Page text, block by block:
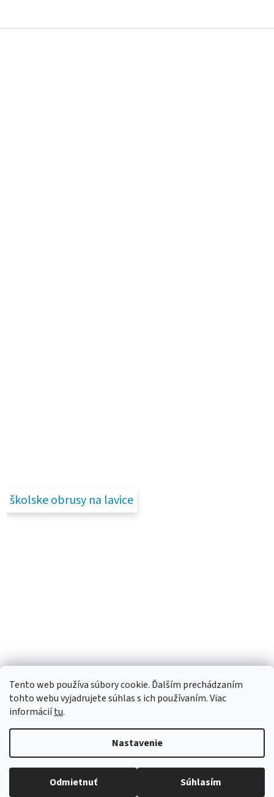
Tento web používa súbory cookie. Ďalším prechádzaním
tohto webu vyjadrujete súhlas s ich používaním. Viac
informáciítu.
Nastavenie
Odmietnuť Súhlasím
Robíme všetko pre to, aby sme vaše objednávky doručili
čo najskôr. Ospravedlňujeme sa za prípadné oneskorenie
školske obrusy na lavice
Vytvoril Shoptet
Copyright 2026Luana e-shop . Všetky práva vyhradené.